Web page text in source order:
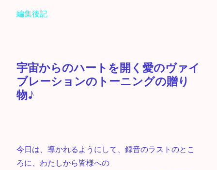
編集後記
宇宙からのハートを開く愛のヴァイ
ブレーションのトーニングの贈り
物♪
今日は、導かれるようにして、録音のラストのとこ
ろに、わたしから皆様への